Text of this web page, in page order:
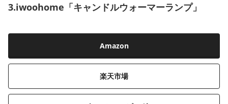
3.iwoohome「キャンドルウォーマーランプ」
Amazon
楽天市場